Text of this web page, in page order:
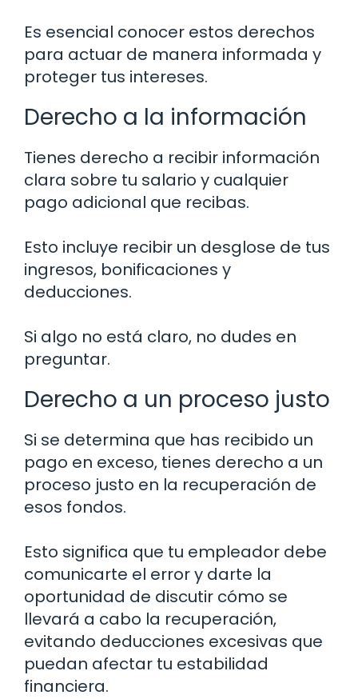
Es esencial conocer estos derechos
para actuar de manera informada y
proteger tus intereses.
Derecho a la información
Tienes derecho a recibir información
clara sobre tu salario y cualquier
pago adicional que recibas.
Esto incluye recibir un desglose de tus
ingresos, bonificaciones y
deducciones.
Si algo no está claro, no dudes en
preguntar.
Derecho a un proceso justo
Si se determina que has recibido un
pago en exceso, tienes derecho a un
proceso justo en la recuperación de
esos fondos.
Esto significa que tu empleador debe
comunicarte el error y darte la
oportunidad de discutir cómo se
llevará a cabo la recuperación,
evitando deducciones excesivas que
puedan afectar tu estabilidad
financiera.